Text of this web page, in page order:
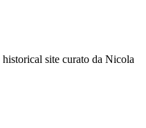
site curato da Nicola